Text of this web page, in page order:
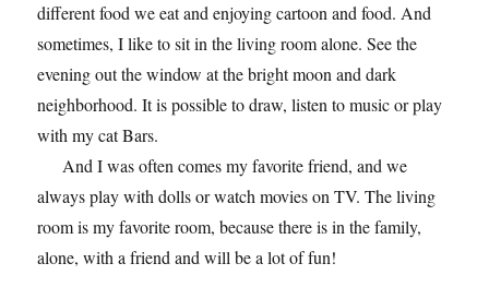
different food we eat and enjoying cartoon and food. And
sometimes, I like to sit in the living room alone. See the
evening out the window at the bright moon and dark
neighborhood. It is possible to draw, listen to music or play
with my cat Bars.
And I was often comes my favorite friend, and we
always play with dolls or watch movies on TV. The living
room is my favorite room, because there is in the family,
alone, with a friend and will be a lot of fun!